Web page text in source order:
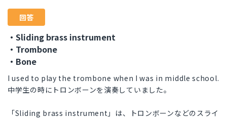
回答
・Sliding brass instrument
・Trombone
・Bone
I used to play the trombone when I was in middle school.
中学生の時にトロンボーンを演奏していました。
「Sliding brass instrument」は、トロンボーンなどのスライ